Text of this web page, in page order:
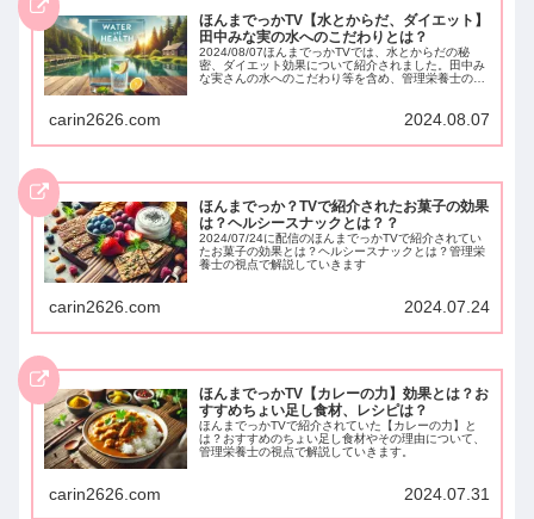
ほんまでっかTV【水とからだ、ダイエット】
田中みな実の水へのこだわりとは？
2024/08/07ほんまでっかTVでは、水とからだの秘
密、ダイエット効果について紹介されました。田中み
な実さんの水へのこだわり等を含め、管理栄養士の視
carin2626.com 2024.08.07
ほんまでっか？TVで紹介されたお菓子の効果
は？ヘルシースナックとは？？
2024/07/24に配信のほんまでっかTVで紹介されてい
たお菓子の効果とは？ヘルシースナックとは？管理栄
養士の視点で解説していきます
carin2626.com 2024.07.24
ほんまでっかTV【カレーの力】効果とは？お
すすめちょい足し食材、レシピは？
ほんまでっかTVで紹介されていた【カレーの力】と
は？おすすめのちょい足し食材やその理由について、
管理栄養士の視点で解説していきます。
carin2626.com 2024.07.31